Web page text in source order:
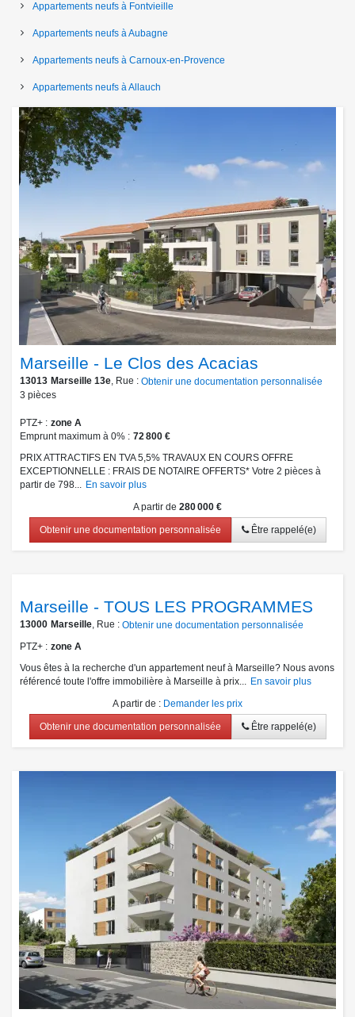
Appartements neufs à Fontvieille
Appartements neufs à Aubagne
Appartements neufs à Carnoux-en-Provence
Appartements neufs à Allauch
Marseille - Le Clos des Acacias
13013 Marseille 13e, Rue : Obtenir une documentation personnalisée
3 pièces
PTZ+
zone A
Emprunt maximum à 0%
72 800 €
PRIX ATTRACTIFS EN TVA 5,5% TRAVAUX EN COURS OFFRE
EXCEPTIONNELLE : FRAIS DE NOTAIRE OFFERTS* Votre 2 pièces à
partir de 798... En savoir plus
A partir de 280 000 €
Obtenir une documentation personnalisée Être rappelé(e)
Marseille - TOUS LES PROGRAMMES
13000 Marseille, Rue : Obtenir une documentation personnalisée
PTZ+
zone A
Vous êtes à la recherche d'un appartement neuf à Marseille? Nous avons
référencé toute l'offre immobilière à Marseille à prix... En savoir plus
A partir de : Demander les prix
Obtenir une documentation personnalisée Être rappelé(e)